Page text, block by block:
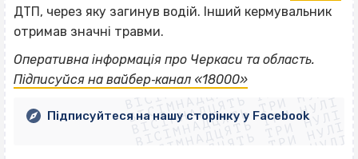
ДТП, через яку загинув водій. Інший кермувальник
отримав значні травми.
Оперативна інформація про Черкаси та область.
Підписуйся на вайбер‐канал «18000»
ВІСІМНАДЦЯТЬ ТРИ НУЛІ
ВІСІМНАДЦЯТЬ ТРИ НУЛІ
ВІСІМНАДЦЯТЬ ТРИ НУЛІ
ВІСІМНАДЦЯТЬ ТРИ НУЛІ
ВІСІМНАДЦЯТЬ ТРИ НУЛІ
ВІСІМНАДЦЯТЬ ТРИ НУЛІ
Підписуйтеся на нашу сторінку у Facebook